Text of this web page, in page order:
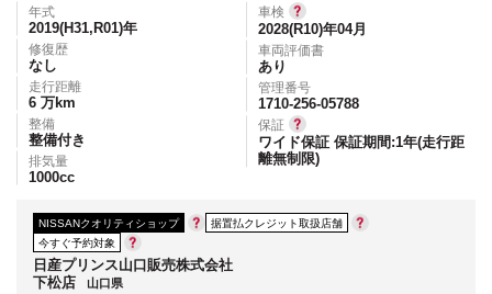
年式
2019(H31,R01)年
修復歴
なし
走行距離
6 万km
整備
整備付き
排気量
1000cc
車検
2028(R10)年04月
車両評価書
あり
管理番号
1710-256-05788
保証
ワイド保証 保証期間:1年(走行距
離無制限)
NISSANクオリティショップ
据置払クレジット取扱店舗
今すぐ予約対象
日産プリンス山口販売株式会社
下松店
山口県